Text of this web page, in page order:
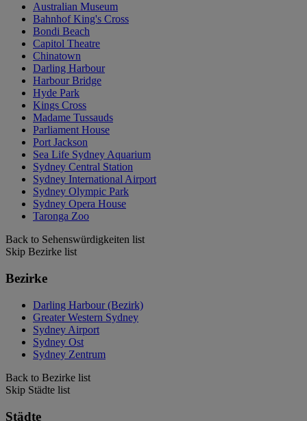
Australian Museum
Bahnhof King's Cross
Bondi Beach
Capitol Theatre
Chinatown
Darling Harbour
Harbour Bridge
Hyde Park
Kings Cross
Madame Tussauds
Parliament House
Port Jackson
Sea Life Sydney Aquarium
Sydney Central Station
Sydney International Airport
Sydney Olympic Park
Sydney Opera House
Taronga Zoo
Back to Sehenswürdigkeiten list
Skip Bezirke list
Bezirke
Darling Harbour (Bezirk)
Greater Western Sydney
Sydney Airport
Sydney Ost
Sydney Zentrum
Back to Bezirke list
Skip Städte list
Städte